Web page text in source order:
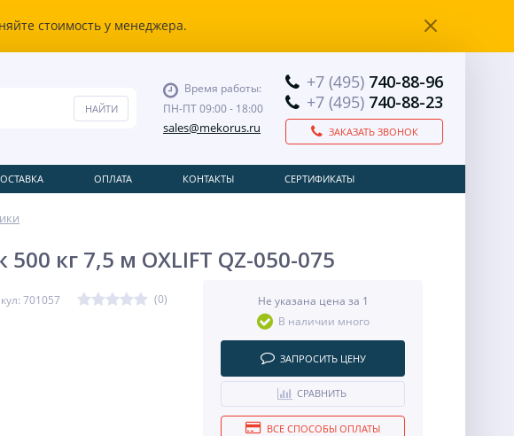
стоимость у менеджера.
Время работы:
ПН-ПТ 09:00 - 18:00
sales@mekorus.ru
+7 (495) 740-88-96
+7 (495) 740-88-23
ЗАКАЗАТЬ ЗВОНОК
ОПЛАТА КОНТАКТЫ СЕРТИФИКАТЫ
кг 7,5 м OXLIFT QZ-050-075
701057 (0)
Не указана цена за 1
В наличии много
ЗАПРОСИТЬ ЦЕНУ
СРАВНИТЬ
ВСЕ СПОСОБЫ ОПЛАТЫ